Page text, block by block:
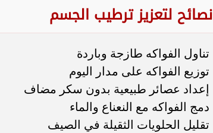
نصائح لتعزيز ترطيب الجسم
تناول الفواكه طازجة وباردة
توزيع الفواكه على مدار اليوم
إعداد عصائر طبيعية بدون سكر مضاف
دمج الفواكه مع النعناع والماء
تقليل الحلويات الثقيلة في الصيف